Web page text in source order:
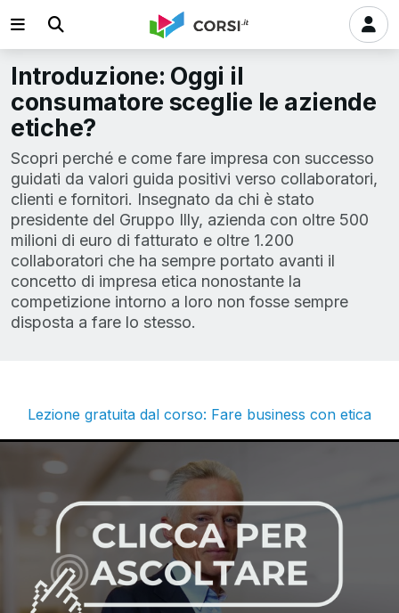
Introduzione: Oggi il
consumatore sceglie le aziende
etiche?
Scopri perché e come fare impresa con successo
guidati da valori guida positivi verso collaboratori,
clienti e fornitori. Insegnato da chi è stato
presidente del Gruppo Illy, azienda con oltre 500
milioni di euro di fatturato e oltre 1.200
collaboratori che ha sempre portato avanti il
concetto di impresa etica nonostante la
competizione intorno a loro non fosse sempre
disposta a fare lo stesso.
Lezione gratuita dal corso: Fare business con etica